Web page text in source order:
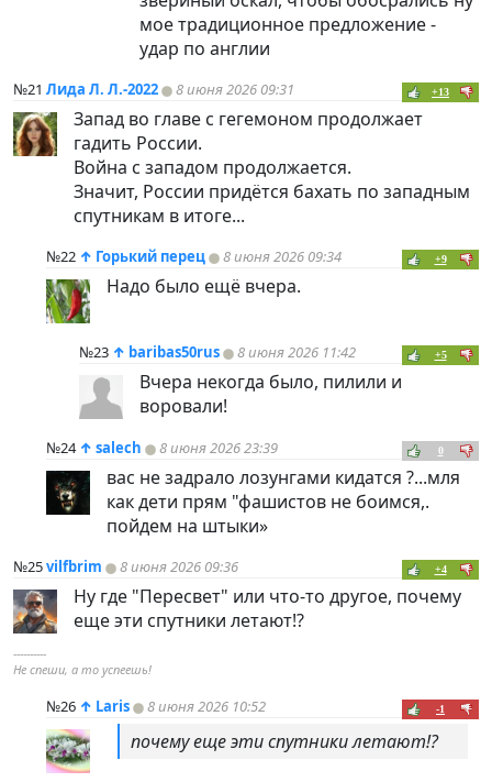
мое традиционное предложение -
удар по англии
№21 Лида Л. Л.-2022 8 июня 2026 09:31 +13
Запад во главе с гегемоном продолжает
гадить России.
Война с западом продолжается.
Значит, России придётся бахать по западным
спутникам в итоге...
№22 ↑ Горький перец 8 июня 2026 09:34 +9
Надо было ещё вчера.
№23 ↑ baribas50rus 8 июня 2026 11:42 +5
Вчера некогда было, пилили и
воровали!
№24 ↑ salech 8 июня 2026 23:39 0
вас не задрало лозунгами кидатся ?...мля
как дети прям "фашистов не боимся,.
пойдем на штыки»
№25vilfbrim 8 июня 2026 09:36 +4
Ну где "Пересвет" или что-то другое, почему
еще эти спутники летают!?
----------
Не спеши, а то успеешь!
№26 ↑ Laris 8 июня 2026 10:52 -1
почему еще эти спутники летают!?